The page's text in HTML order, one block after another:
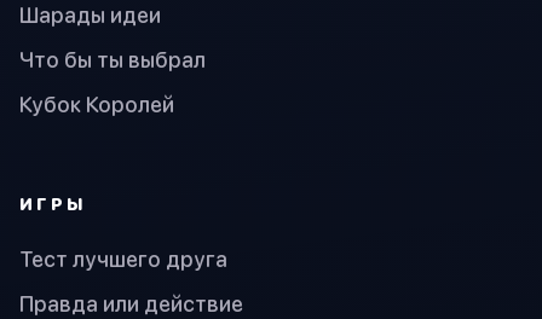
Шарады идеи
Что бы ты выбрал
Кубок Королей
ИГРЫ
Тест лучшего друга
Правда или действие